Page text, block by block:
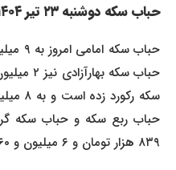
حباب سکه دوشنبه ۲۳ تیر ۱۴۰۴ چقدر شد؟
۸۳۹ هزار تومان و ۶ میلیون و ۶۰ هزار تومان گزارش شده است.